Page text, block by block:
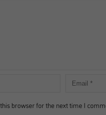
browser for the next time I